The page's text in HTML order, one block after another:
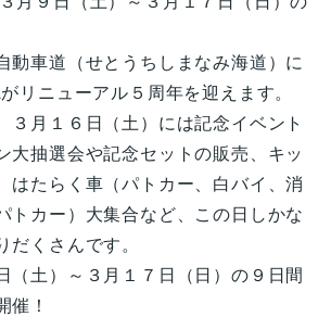
車道（せとうちしまなみ海道）に
リニューアル５周年を迎えます。
月１６日（土）には記念イベント
大抽選会や記念セットの販売、キッ
はたらく車（パトカー、白バイ、消
トカー）大集合など、この日しかな
だくさんです。
土）～３月１７日（日）の９日間
催！